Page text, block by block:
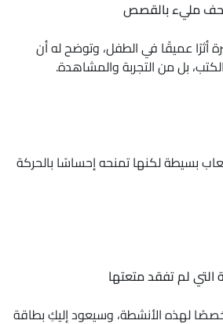
مليء بالقصص
أثرًا عميقًا في الطفل، وتوضح له أن
بل من التجربة والمشاهدة.
بسيطة لكنها تمنحه إحساسًا بالحركة
لم تفقد متعتها
لهذه الأنشطة، وسيعود إليكِ بطاقة